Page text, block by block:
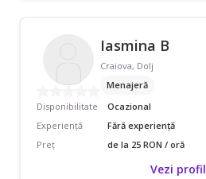
Iasmina B
Craiova, Dolj
Menajeră
Disponibilitate
Ocazional
Experiență
Fără experiență
Preț
de la 25 RON / oră
Vezi profil